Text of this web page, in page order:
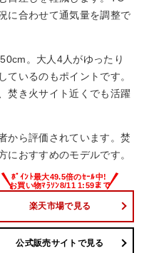
に合わせて通気量を調整で
。大人4人がゆったり
ているのもポイントです。
焚き火サイト近くでも活躍
から評価されています。焚
におすすめのモデルです。
楽天市場で見る
公式販売サイトで見る